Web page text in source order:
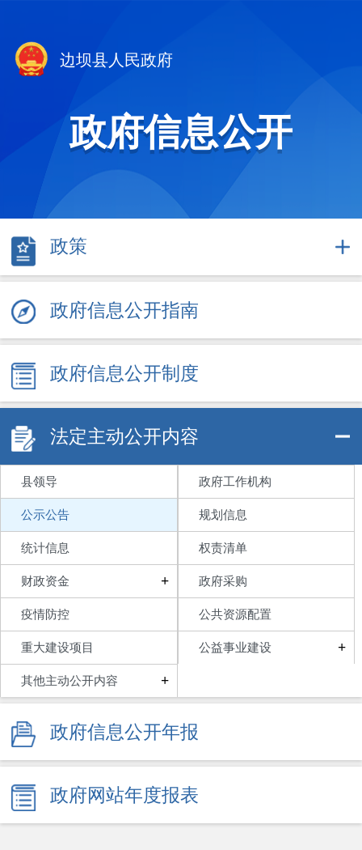
边坝县人民政府
政府信息公开
政策
政府信息公开指南
政府信息公开制度
法定主动公开内容
县领导 政府工作机构
公示公告 规划信息
统计信息 权责清单
财政资金 + 政府采购
疫情防控 公共资源配置
重大建设项目 公益事业建设 +
其他主动公开内容 +
政府信息公开年报
政府网站年度报表